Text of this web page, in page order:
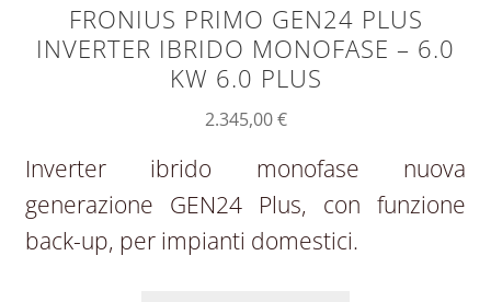
FRONIUS PRIMO GEN24 PLUS
INVERTER IBRIDO MONOFASE – 6.0
KW 6.0 PLUS
2.345,00€
Inverter ibrido monofase nuova
generazione GEN24 Plus, con funzione
back-up, per impianti domestici.